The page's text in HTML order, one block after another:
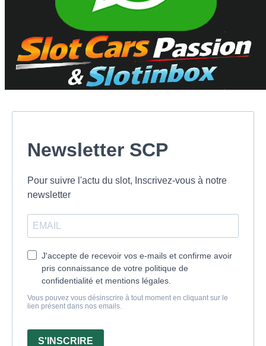
Newsletter SCP
Pour suivre l'actu du slot, Inscrivez-vous à notre
newsletter
J'accepte de recevoir vos e-mails et confirme avoir
pris connaissance de votre politique de
confidentialité et mentions légales.
Vous pouvez vous désinscrire à tout moment en cliquant sur le
lien présent dans nos emails.
S'INSCRIRE